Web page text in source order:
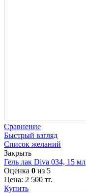
Сравнение
Быстрый взгляд
Список желаний
Закрыть
Гель лак Diva 034, 15 мл
Оценка 0 из 5
Цена: 2 500 тг.
Купить